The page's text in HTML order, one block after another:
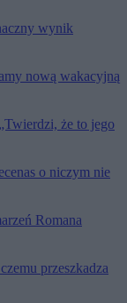
wynik
nową wakacyjną
że to jego
o niczym nie
Romana
przeszkadza